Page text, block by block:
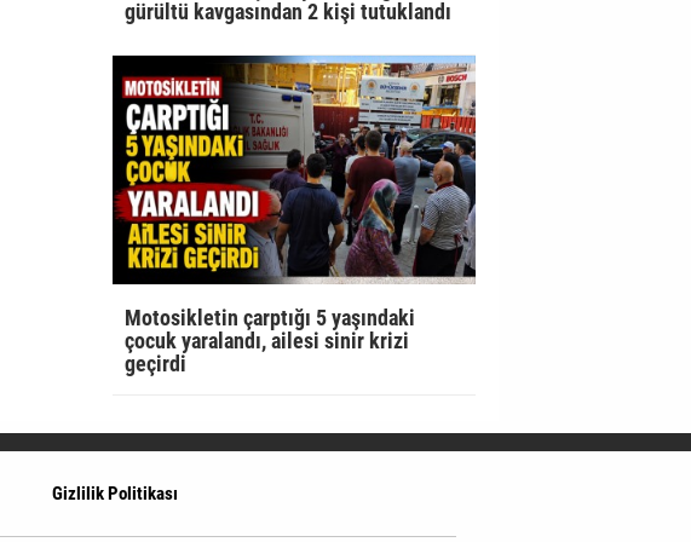
gürültü kavgasından 2 kişi tutuklandı
Motosikletin çarptığı 5 yaşındaki
çocuk yaralandı, ailesi sinir krizi
geçirdi
Gizlilik Politikası